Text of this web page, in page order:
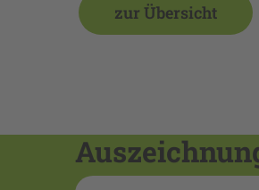
zur Übersicht